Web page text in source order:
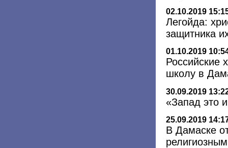
02.10.2019
Легойда:
защитника
01.10.2019
Российские
школу в
30.09.2019
«Запад это
25.09.2019
В Дамаске